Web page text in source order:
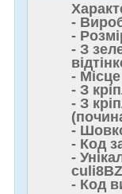
-
-
- З
-
- З
- З
-
- Код
-
- Код